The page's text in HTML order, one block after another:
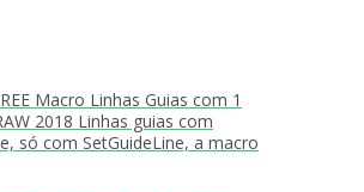
Macro Linhas Guias com 1
2018 Linhas guias com
só com SetGuideLine, a macro